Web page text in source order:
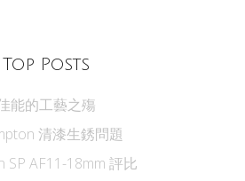
Top Posts
能的工藝之殤
清漆生銹問題
SP AF11-18mm 評比